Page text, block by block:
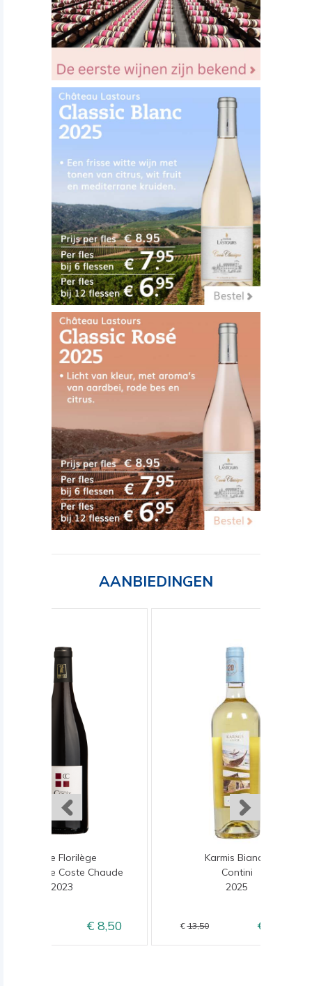
AANBIEDINGEN
Cuvée Florilège
Domaine de Coste Chaude
2023
8,50
Karmis Bianco
Contini
2025
13,50